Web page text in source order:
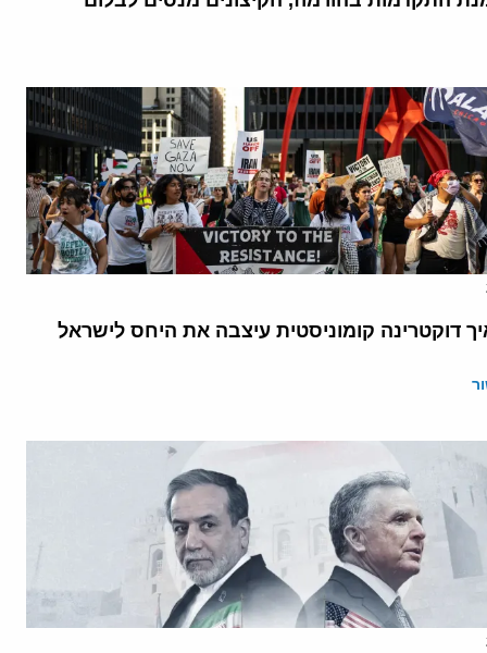
דוקטרינה קומוניסטית עיצבה את היחס לישראל